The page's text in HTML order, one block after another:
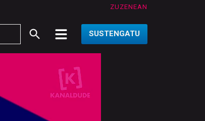
ZUZENEAN
SUSTENGATU